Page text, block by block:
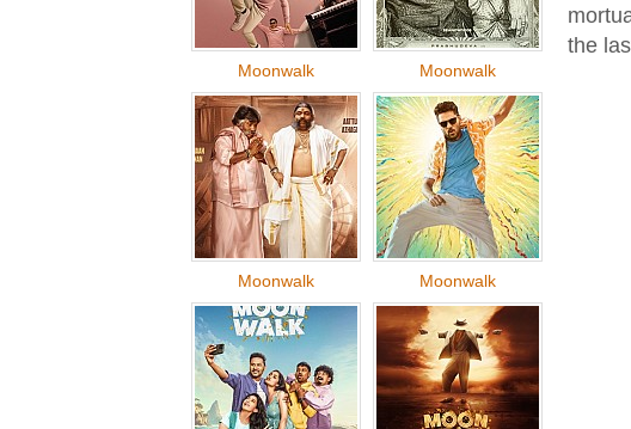
Moonwalk Moonwalk
Moonwalk Moonwalk
the